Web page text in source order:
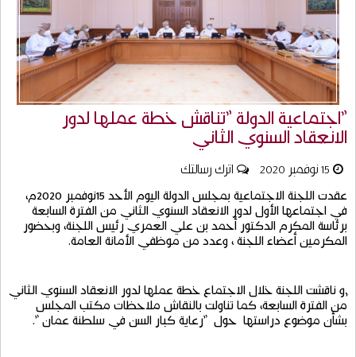
"اجتماعية الدولة "تناقش خطة عملها لدور
الانعقاد السنوي الثاني
15 نوفمبر 2020
اترك رسالتك
عقدتاللجنةالاجتماعيةبمجلسالدولةاليومالأحد نوفمبر م،
فياجتماعهاالأوللدورالانعقادالسنويالثاني منالفترةالسابعة
برئاسةالمكرمالدكتورأحمدبنعليالعمريرئيساللجنة،وبحضور
المكرمينأعضاءاللجنة،وعددمنموظفيالأمانةالعامة.
,وناقشتاللجنةخلالالاجتماعخطةعملهالدورالانعقادالسنويالثاني
منالفترةالسابعة،كماتناولتبالنقاشملاحظاتمكتبالمجلس
بشأنموضوعدراستها حول "رعايةكبارالسنفيسلطنةعمان".